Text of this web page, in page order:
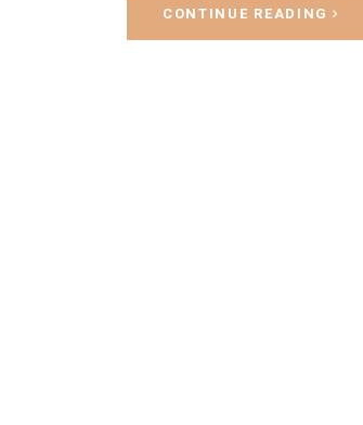
CONTINUE READING